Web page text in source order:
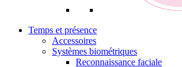
Temps et présence
Accessoires
Systèmes biométriques
Reconnaissance faciale